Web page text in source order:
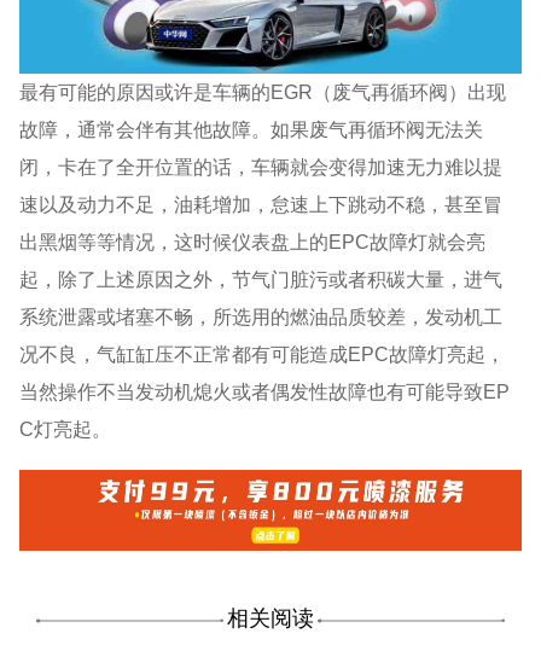
最有可能的原因或许是车辆的EGR（废气再循环阀）出现
故障，通常会伴有其他故障。如果废气再循环阀无法关
闭，卡在了全开位置的话，车辆就会变得加速无力难以提
速以及动力不足，油耗增加，怠速上下跳动不稳，甚至冒
出黑烟等等情况，这时候仪表盘上的EPC故障灯就会亮
起，除了上述原因之外，节气门脏污或者积碳大量，进气
系统泄露或堵塞不畅，所选用的燃油品质较差，发动机工
况不良，气缸缸压不正常都有可能造成EPC故障灯亮起，
当然操作不当发动机熄火或者偶发性故障也有可能导致EP
C灯亮起。
相关阅读